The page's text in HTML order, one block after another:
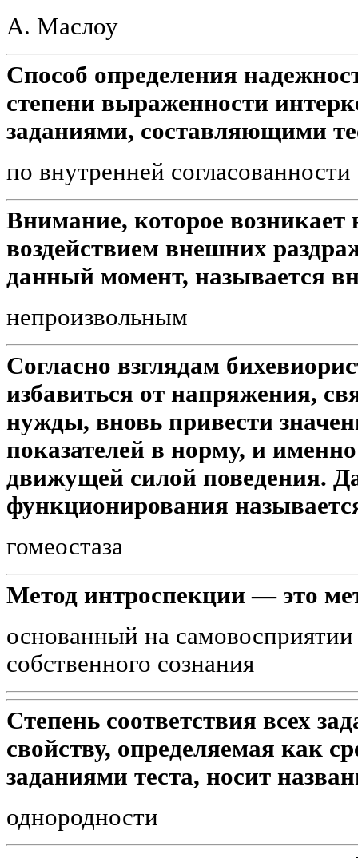
А. Маслоу
Способ определения
степени выраженности
заданиями, составляющими
по внутренней согласованности
Внимание, которое возникает
воздействием внешних
данный момент, называется
непроизвольным
Согласно взглядам
избавиться от напряжения,
нужды, вновь привести
показателей в норму, и
движущей силой поведения.
функционирования
гомеостаза
Метод интроспекции — это
основанный на
собственного сознания
Степень соответствия всех
свойству, определяемая как
заданиями теста, носит
однородности